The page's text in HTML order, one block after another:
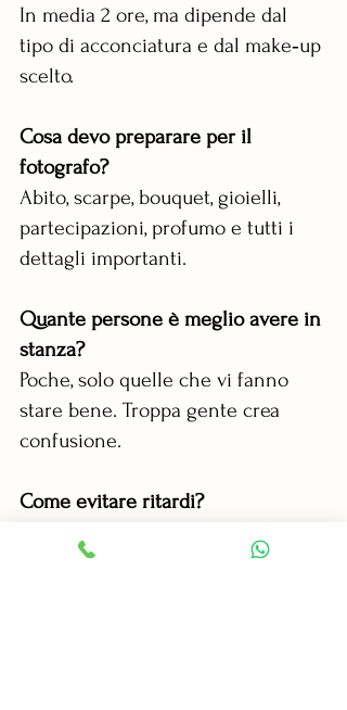
In media 2 ore, ma dipende dal
tipo di acconciatura e dal make‑up
scelto.
Cosa devo preparare per il
fotografo?
Abito, scarpe, bouquet, gioielli,
partecipazioni, profumo e tutti i
dettagli importanti.
Quante persone è meglio avere in
stanza?
Poche, solo quelle che vi fanno
stare bene. Troppa gente crea
confusione.
Come evitare ritardi?
iniziare trucco e acconciatura con